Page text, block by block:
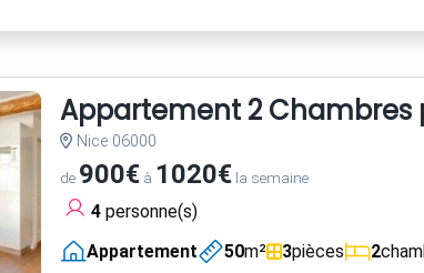
Appartement 2 Chambres
Nice 06000
de 900€à 1020€la semaine
4personne(s)
Appartement
50m² 3pièces 2